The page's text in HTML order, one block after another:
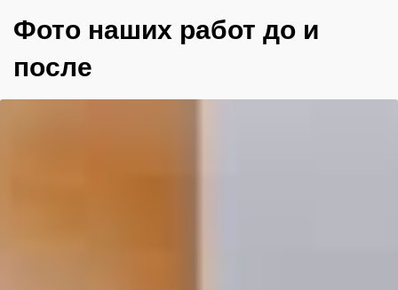
Фото наших работ до и
после